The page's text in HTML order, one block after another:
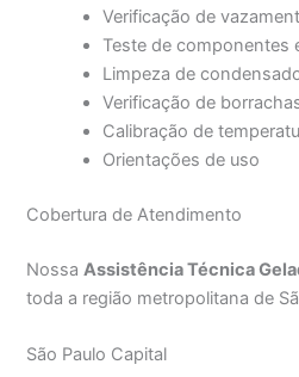
Verificação de
Teste de componentes
Limpeza de
Verificação de
Calibração de
Orientações de uso
Cobertura de Atendimento
NossaAssistência Técnica
toda a região metropolitana de
São Paulo Capital